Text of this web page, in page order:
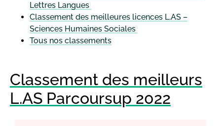
Lettres Langues
Classement des meilleures licences L.AS –
Sciences Humaines Sociales
Tous nos classements
Classement des meilleurs
L.AS Parcoursup 2022